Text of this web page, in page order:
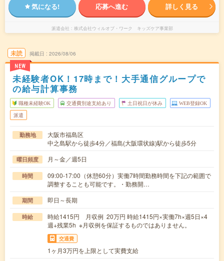
気になる! 応募へ進む 詳しく見る
派遣会社 株式会社ウィルオブ・ワーク キッズケア事業部
未読
NEW
掲載日 2026/08/06
未経験者OK！17時まで！大手通信グループで
の給与計算事務
職種未経験OK 交通費別途支給あり 土日祝日が休み WEB登録OK
派遣
勤務地
大阪市福島区
中之島駅から徒歩4分／福島(大阪環状線)駅から徒歩5分
曜日頻度 月～金／週5日
時間
09:00-17:00（休憩60分）実働7時間勤務時間を下記の範囲で
調整することも可能です。・勤務開…
期間 即日～長期
時給
時給1415円 月収例 20万円 時給1415円×実働7h×週5日×4
週+残業5h ※月収例を保証するものではありません。
交通費
1ヶ月3万円を上限として実費支給